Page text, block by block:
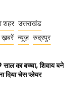
शहर उत्तराखंड
ख़बरें न्यूज़ रुद्रपुर
साल का बच्चा, शिवाय बने
दिया चेस प्लेयर